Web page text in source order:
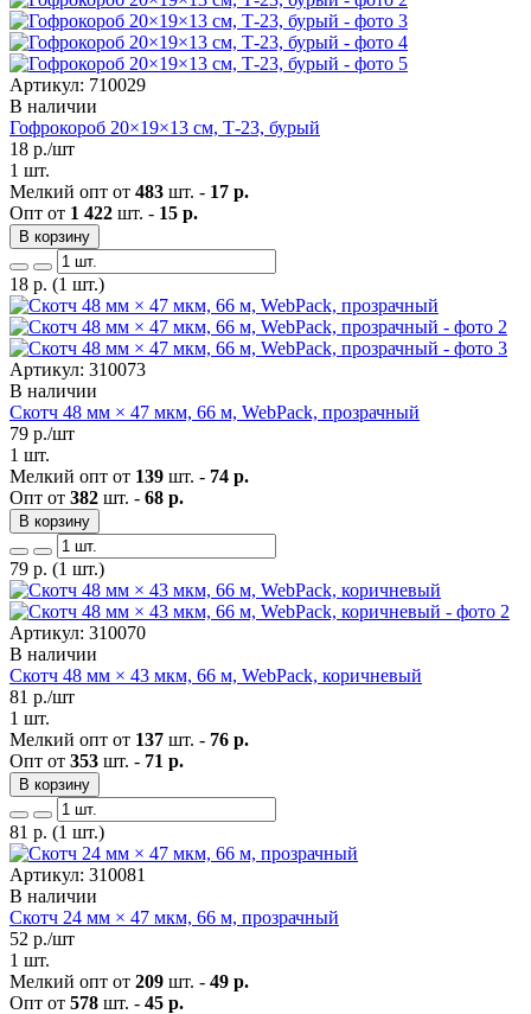
Артикул: 710029
В наличии
Гофрокороб 20×19×13 см, Т-23, бурый
18 р./шт
1 шт.
Мелкий опт от 483 шт. - 17 р.
Опт от 1 422 шт. - 15 р.
В корзину
18 р. (1 шт.)
Артикул: 310073
В наличии
Скотч 48 мм × 47 мкм, 66 м, WebPack, прозрачный
79 р./шт
1 шт.
Мелкий опт от 139 шт. - 74 р.
Опт от 382 шт. - 68 р.
В корзину
79 р. (1 шт.)
Артикул: 310070
В наличии
Скотч 48 мм × 43 мкм, 66 м, WebPack, коричневый
81 р./шт
1 шт.
Мелкий опт от 137 шт. - 76 р.
Опт от 353 шт. - 71 р.
В корзину
81 р. (1 шт.)
Артикул: 310081
В наличии
Скотч 24 мм × 47 мкм, 66 м, прозрачный
52 р./шт
1 шт.
Мелкий опт от 209 шт. - 49 р.
Опт от 578 шт. - 45 р.